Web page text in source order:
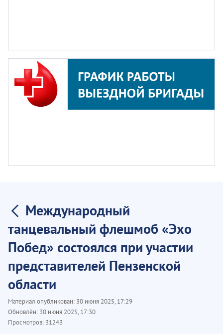
Международный
танцевальный флешмоб «Эхо
Побед» состоялся при участии
представителей Пензенской
области
Материал опубликован: 30 июня 2025, 17:29
Обновлён: 30 июня 2025, 17:30
Просмотров: 31243